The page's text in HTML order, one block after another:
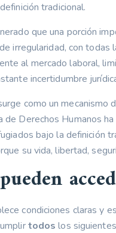
tradicional.
que una porción
irregularidad, con
al mercado laboral,
incertidumbre
como un
de Derechos Humanos
bajo la definición
su vida, libertad,
condiciones claras y
todos los